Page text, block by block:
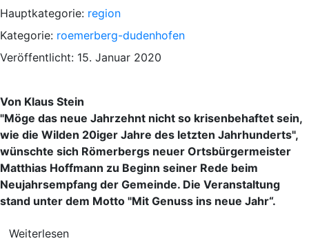
Hauptkategorie: region
Kategorie: roemerberg-dudenhofen
Veröffentlicht: 15. Januar 2020
Von Klaus Stein
"Möge das neue Jahrzehnt nicht so krisenbehaftet sein,
wie die Wilden 20iger Jahre des letzten Jahrhunderts",
wünschte sich Römerbergs neuer Ortsbürgermeister
Matthias Hoffmann zu Beginn seiner Rede beim
Neujahrsempfang der Gemeinde. Die Veranstaltung
stand unter dem Motto "Mit Genuss ins neue Jahr“.
Weiterlesen